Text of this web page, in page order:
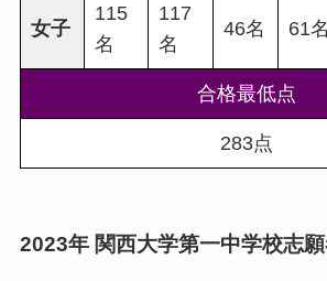
女子
115
名
117
名
46名 61名
合格最低点
283点
2023年 関西大学第一中学校志